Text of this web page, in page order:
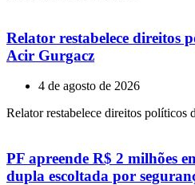
Relator restabelece direitos
Acir Gurgacz
4 de agosto de 2026
Relator restabelece direitos políticos
PF apreende R$ 2 milhões
dupla escoltada por